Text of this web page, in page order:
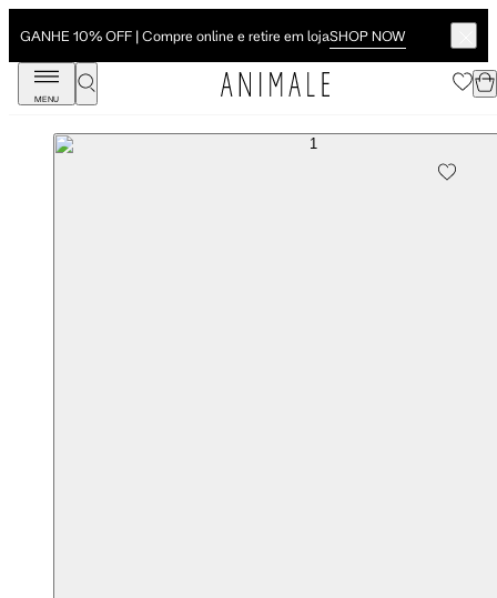
GANHE 10% OFF | Compre online e retire em lojaSHOP NOW
MENU